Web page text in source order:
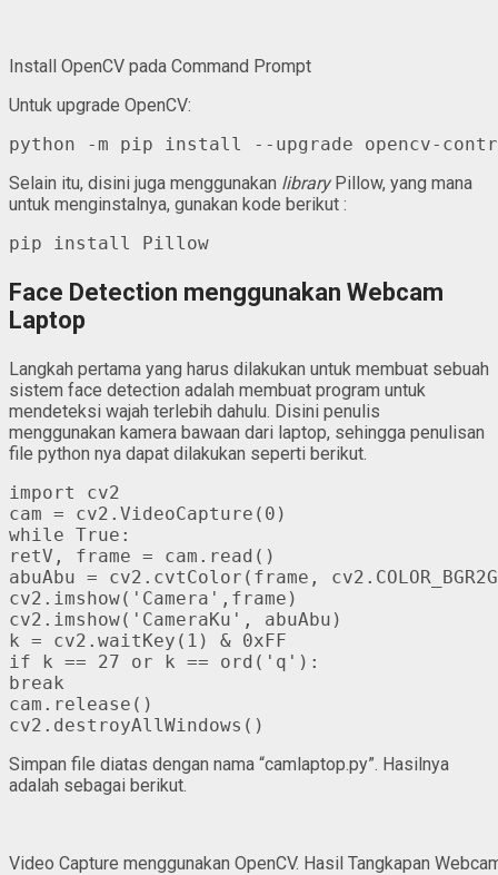
Install OpenCV pada Command Prompt
Untuk upgrade OpenCV:
python -m pip install --upgrade opencv-
Selain itu, disini juga menggunakan libraryPillow, yang mana
untuk menginstalnya, gunakan kode berikut :
pip install Pillow
Face Detection menggunakan Webcam
Laptop
Langkah pertama yang harus dilakukan untuk membuat sebuah
sistem face detection adalah membuat program untuk
mendeteksi wajah terlebih dahulu. Disini penulis
menggunakan kamera bawaan dari laptop, sehingga penulisan
file python nya dapat dilakukan seperti berikut.
import cv2
cam = cv2.VideoCapture(0)
while True:
retV, frame = cam.read()
abuAbu = cv2.cvtColor(frame,
cv2.imshow('Camera',frame)
cv2.imshow('CameraKu', abuAbu)
k = cv2.waitKey(1) & 0xFF
if k == 27 or k == ord('q'):
break
cam.release()
Simpan file diatas dengan nama “camlaptop.py”. Hasilnya
adalah sebagai berikut.
Video Capture menggunakan OpenCV. Hasil Tangkapan